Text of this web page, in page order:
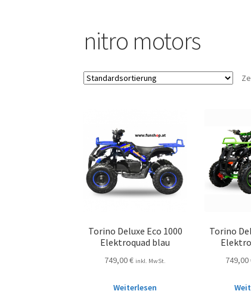
nitro motors
Torino Deluxe Eco 1000
Elektroquad blau
749,00€ inkl. MwSt.
Weiterlesen
Torino
749,00